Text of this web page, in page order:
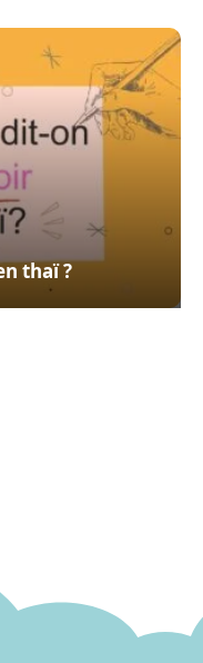
thaï ?